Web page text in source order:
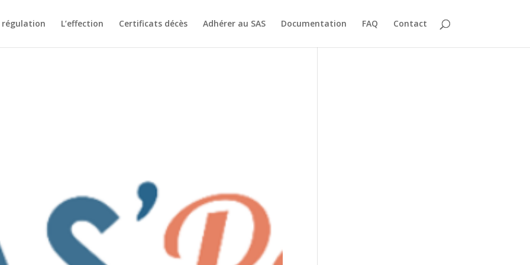
régulation L’effection Certificats décès Adhérer au SAS Documentation FAQ Contact